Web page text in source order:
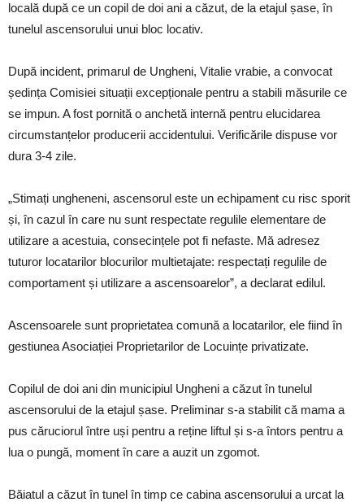
locală după ce un copil de doi ani a căzut, de la etajul șase, în
tunelul ascensorului unui bloc locativ.
După incident, primarul de Ungheni, Vitalie vrabie, a convocat
ședința Comisiei situații excepționale pentru a stabili măsurile ce
se impun. A fost pornită o anchetă internă pentru elucidarea
circumstanțelor producerii accidentului. Verificările dispuse vor
dura 3-4 zile.
„Stimați ungheneni, ascensorul este un echipament cu risc sporit
și, în cazul în care nu sunt respectate regulile elementare de
utilizare a acestuia, consecințele pot fi nefaste. Mă adresez
tuturor locatarilor blocurilor multietajate: respectați regulile de
comportament și utilizare a ascensoarelor”, a declarat edilul.
Ascensoarele sunt proprietatea comună a locatarilor, ele fiind în
gestiunea Asociației Proprietarilor de Locuințe privatizate.
Copilul de doi ani din municipiul Ungheni a căzut în tunelul
ascensorului de la etajul șase. Preliminar s-a stabilit că mama a
pus căruciorul între uși pentru a reține liftul și s-a întors pentru a
lua o pungă, moment în care a auzit un zgomot.
Băiatul a căzut în tunel în timp ce cabina ascensorului a urcat la